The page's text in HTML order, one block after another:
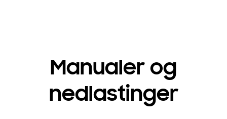
Manualer og
nedlastinger